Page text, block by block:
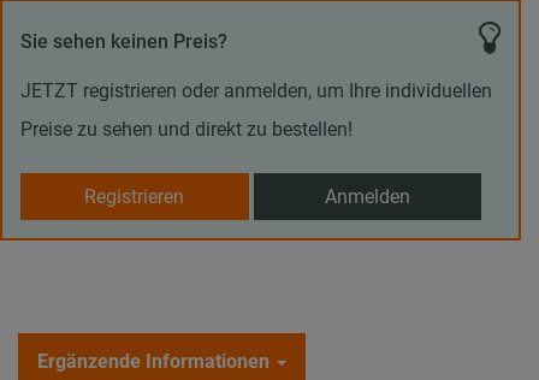
Sie sehen keinen Preis?
JETZT registrieren oder anmelden, um Ihre individuellen
Preise zu sehen und direkt zu bestellen!
Registrieren Anmelden
Ergänzende Informationen